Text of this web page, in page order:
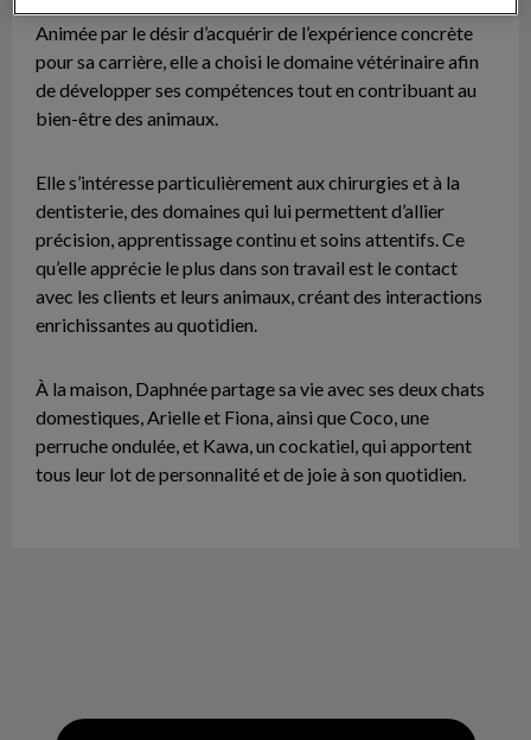
Animée par le désir d’acquérir de l’expérience concrète
pour sa carrière, elle a choisi le domaine vétérinaire afin
de développer ses compétences tout en contribuant au
bien-être des animaux.
Elle s’intéresse particulièrement aux chirurgies et à la
dentisterie, des domaines qui lui permettent d’allier
précision, apprentissage continu et soins attentifs. Ce
qu’elle apprécie le plus dans son travail est le contact
avec les clients et leurs animaux, créant des interactions
enrichissantes au quotidien.
À la maison, Daphnée partage sa vie avec ses deux chats
domestiques, Arielle et Fiona, ainsi que Coco, une
perruche ondulée, et Kawa, un cockatiel, qui apportent
tous leur lot de personnalité et de joie à son quotidien.